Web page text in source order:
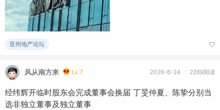
亚州地产论坛
风从南方来 Lv.7 2026-6-24 / 2289阅读
经纬辉开临时股东会完成董事会换届 丁旻仲夏、陈挚分别当
选非独立董事及独立董事